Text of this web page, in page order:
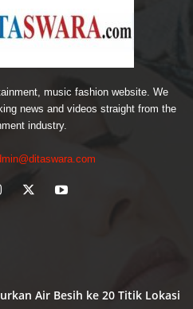
music fashion website. We
news and videos straight from the
industry.
Air Besih ke 20 Titik Lokasi